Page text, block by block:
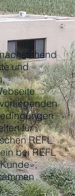
und
für
REFL
bei REFL